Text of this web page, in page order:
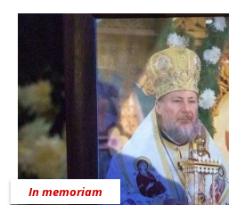
In memoriam